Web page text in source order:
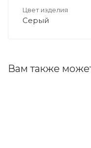
Цвет изделия
Серый
Вам также